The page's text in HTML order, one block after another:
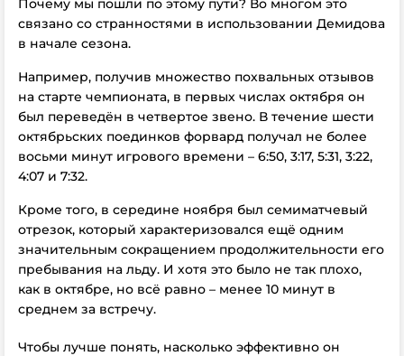
связано со странностями в использовании Демидова
в начале сезона.
Например, получив множество похвальных отзывов
на старте чемпионата, в первых числах октября он
был переведён в четвертое звено. В течение шести
октябрьских поединков форвард получал не более
восьми минут игрового времени – 6:50, 3:17, 5:31, 3:22,
4:07 и 7:32.
Кроме того, в середине ноября был семиматчевый
отрезок, который характеризовался ещё одним
значительным сокращением продолжительности его
пребывания на льду. И хотя это было не так плохо,
как в октябре, но всё равно – менее 10 минут в
среднем за встречу.
Чтобы лучше понять, насколько эффективно он